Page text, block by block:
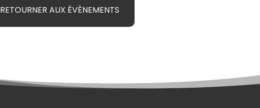
RETOURNER AUX ÉVÈNEMENTS